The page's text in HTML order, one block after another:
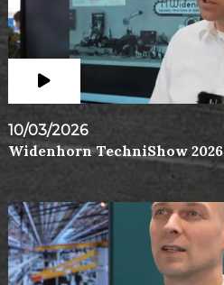
10/03/2026
Widenhorn TechniShow 2026